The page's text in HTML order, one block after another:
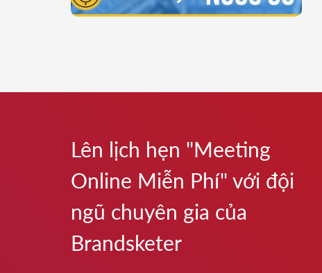
Lên lịch hẹn "Meeting
Online Miễn Phí" với đội
ngũ chuyên gia của
Brandsketer